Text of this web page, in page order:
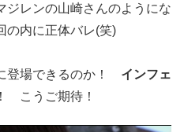
ジレンの山崎さんのようにな
の内に正体バレ(笑)
登場できるのか！ インフェ
こうご期待！